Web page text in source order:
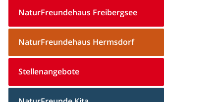
NaturFreundehaus Freibergsee
NaturFreundehaus Hermsdorf
Stellenangebote